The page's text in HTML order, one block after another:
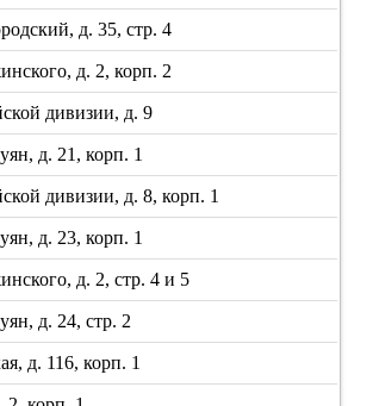
д. 35, стр. 4
д. 2, корп. 2
дивизии, д. 9
д. 21, корп. 1
дивизии, д. 8, корп. 1
д. 23, корп. 1
д. 2, стр. 4 и 5
д. 24, стр. 2
д. 116, корп. 1